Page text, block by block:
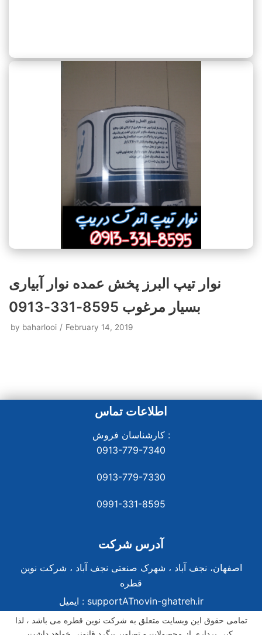
نوار تیپ البرز پخش عمده نوار آبیاری
بسیار مرغوب 8595-331-0913
by baharlooi February 14, 2019
اطلاعات تماس
کارشناسان فروش :
0913-779-7340
0913-779-7330
0991-331-8595
آدرس شرکت
اصفهان، نجف آباد ، شهرک صنعتی نجف آباد ، شرکت نوین
قطره
ایمیل : supportATnovin-ghatreh.ir
تمامی حقوق این وبسایت متعلق به شرکت نوین قطره می باشد ، لذا